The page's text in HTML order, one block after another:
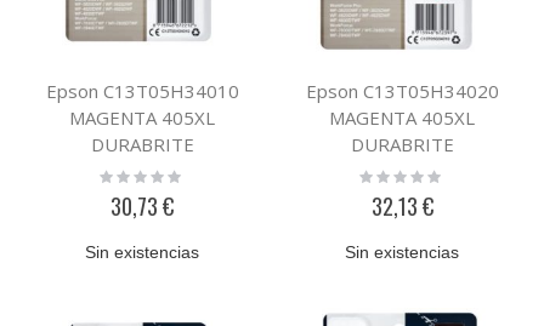
Epson C13T05H34010
MAGENTA 405XL
DURABRITE
Rating:
30,73 €
Sin existencias
Epson C13T05H34020
MAGENTA 405XL
DURABRITE
Rating:
32,13 €
Sin existencias